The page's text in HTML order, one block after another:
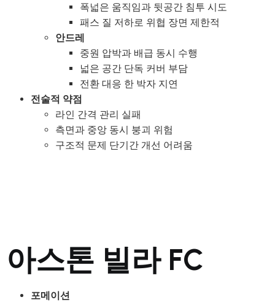
폭넓은 움직임과 뒷공간 침투 시도
패스 질 저하로 위협 장면 제한적
안드레
중원 압박과 배급 동시 수행
넓은 공간 단독 커버 부담
전환 대응 한 박자 지연
전술적 약점
라인 간격 관리 실패
측면과 중앙 동시 붕괴 위험
구조적 문제 단기간 개선 어려움
아스톤 빌라 FC
포메이션